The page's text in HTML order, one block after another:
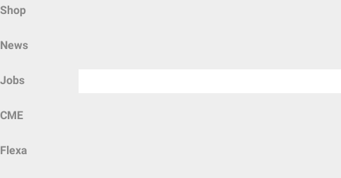
Shop
News
Jobs
CME
Flexa